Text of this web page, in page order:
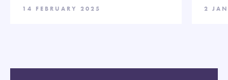
14 FEBRUARY 2025 2